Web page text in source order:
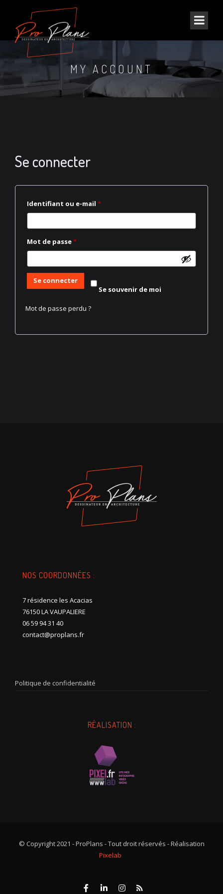
MY ACCOUNT
Se connecter
Identifiant ou e-mail *Obligatoire
Mot de passe*Obligatoire
Se souvenir de moi
Se connecter
Mot de passe perdu ?
NOS COORDONNÉES :
7 résidence les Acacias
76150 LA VAUPALIERE
06 59 94 31 40
contact@proplans.fr
Politique de confidentialité
RÉALISATION :
© Copyright 2021 - ProPlans - Tout droit réservés - Réalisation
Pixelab